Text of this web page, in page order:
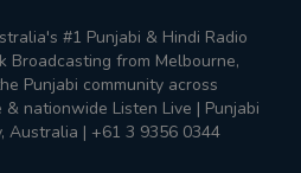
#1 Punjabi & Hindi Radio
Broadcasting from Melbourne,
Punjabi community across
& nationwide Listen Live | Punjabi
Australia | +61 3 9356 0344